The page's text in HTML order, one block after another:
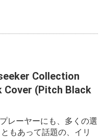
Collection
Cover (Pitch Black
レーヤーにも、多くの選
もあって話題の、イリ